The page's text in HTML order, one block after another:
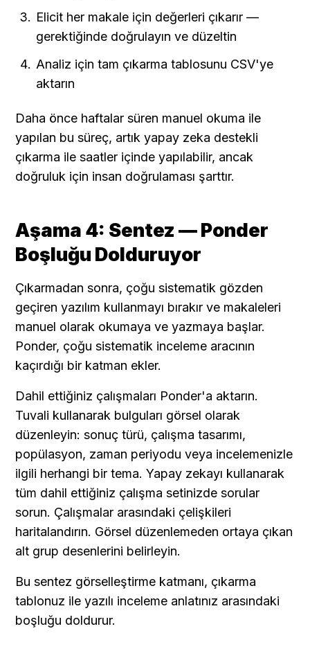
Elicit her makale için değerleri çıkarır —
gerektiğinde doğrulayın ve düzeltin
Analiz için tam çıkarma tablosunu CSV'ye
aktarın
Daha önce haftalar süren manuel okuma ile
yapılan bu süreç, artık yapay zeka destekli
çıkarma ile saatler içinde yapılabilir, ancak
doğruluk için insan doğrulaması şarttır.
Aşama 4: Sentez — Ponder
Boşluğu Dolduruyor
Çıkarmadan sonra, çoğu sistematik gözden
geçiren yazılım kullanmayı bırakır ve makaleleri
manuel olarak okumaya ve yazmaya başlar.
Ponder, çoğu sistematik inceleme aracının
kaçırdığı bir katman ekler.
Dahil ettiğiniz çalışmaları Ponder'a aktarın.
Tuvali kullanarak bulguları görsel olarak
düzenleyin: sonuç türü, çalışma tasarımı,
popülasyon, zaman periyodu veya incelemenizle
ilgili herhangi bir tema. Yapay zekayı kullanarak
tüm dahil ettiğiniz çalışma setinizde sorular
sorun. Çalışmalar arasındaki çelişkileri
haritalandırın. Görsel düzenlemeden ortaya çıkan
alt grup desenlerini belirleyin.
Bu sentez görselleştirme katmanı, çıkarma
tablonuz ile yazılı inceleme anlatınız arasındaki
boşluğu doldurur.